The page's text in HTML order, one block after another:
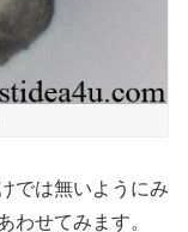
では無いようにみ
わせてみます。